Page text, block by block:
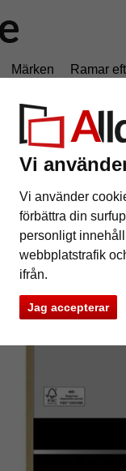
Vi
Vi använder
förbättra din
personligt
webbplatstrafik
ifrån.
Jag accepterar
Märken Ramar
C2